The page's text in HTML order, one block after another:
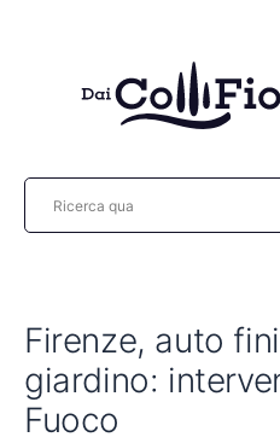
Firenze, auto
giardino:
Fuoco